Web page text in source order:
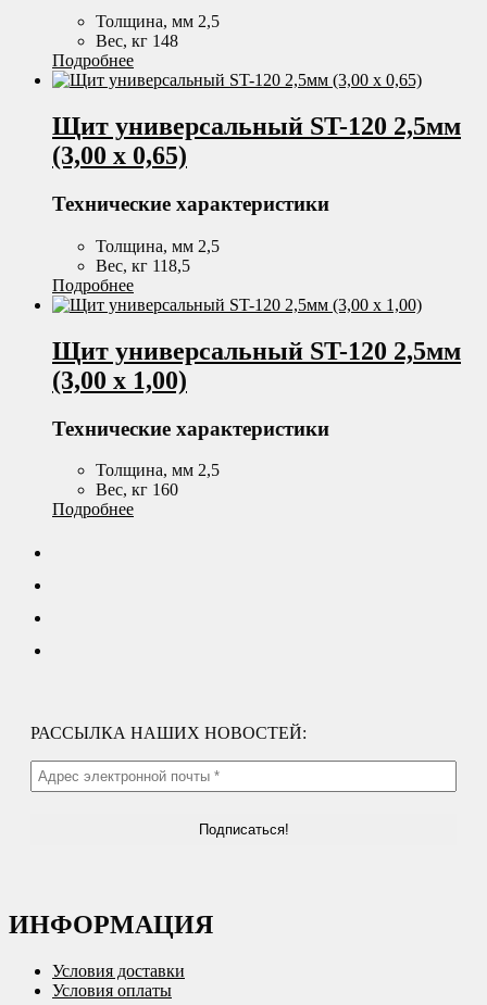
Толщина, мм 2,5
Вес, кг 148
Подробнее
Щит универсальный ST-120 2,5мм
(3,00 х 0,65)
Технические характеристики
Толщина, мм 2,5
Вес, кг 118,5
Подробнее
Щит универсальный ST-120 2,5мм
(3,00 х 1,00)
Технические характеристики
Толщина, мм 2,5
Вес, кг 160
Подробнее
РАССЫЛКА НАШИХ НОВОСТЕЙ:
ИНФОРМАЦИЯ
Условия доставки
Условия оплаты